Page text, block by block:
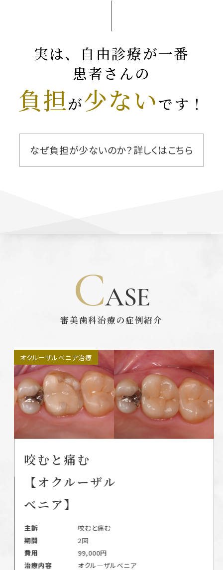
実は、自由診療が一番
患者さんの
負担が少ないです！
なぜ負担が少ないのか？詳しくはこちら
CASE
審美歯科治療の症例紹介
オクルーザルべニア治療
咬むと痛む
【オクルーザル
べニア】
主訴
咬むと痛む
期間
2回
費用
99,000円
治療内容
オクル―ザルべニア